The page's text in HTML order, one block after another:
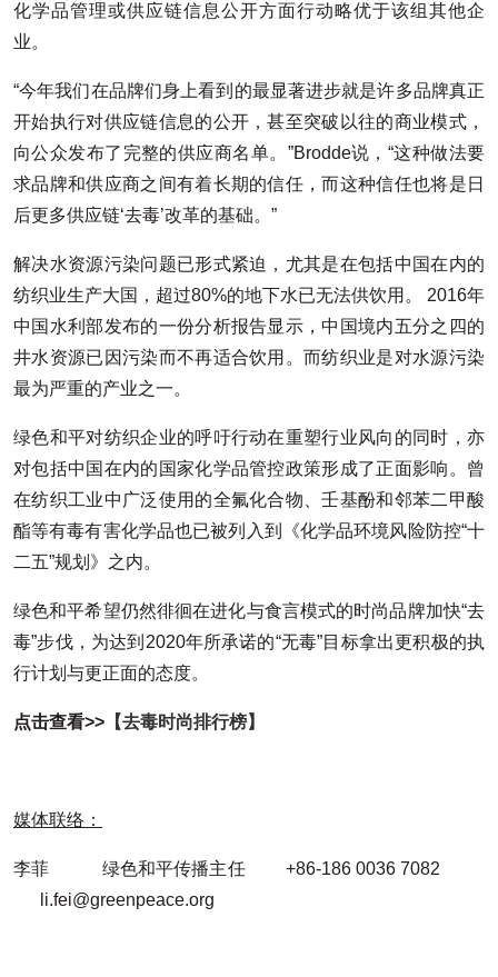
化学品管理或供应链信息公开方面行动略优于该组其他企
业。
“今年我们在品牌们身上看到的最显著进步就是许多品牌真正
开始执行对供应链信息的公开，甚至突破以往的商业模式，
向公众发布了完整的供应商名单。”Brodde说，“这种做法要
求品牌和供应商之间有着长期的信任，而这种信任也将是日
后更多供应链‘去毒’改革的基础。”
解决水资源污染问题已形式紧迫，尤其是在包括中国在内的
纺织业生产大国，超过80%的地下水已无法供饮用。 2016年
中国水利部发布的一份分析报告显示，中国境内五分之四的
井水资源已因污染而不再适合饮用。而纺织业是对水源污染
最为严重的产业之一。
绿色和平对纺织企业的呼吁行动在重塑行业风向的同时，亦
对包括中国在内的国家化学品管控政策形成了正面影响。曾
在纺织工业中广泛使用的全氟化合物、壬基酚和邻苯二甲酸
酯等有毒有害化学品也已被列入到《化学品环境风险防控“十
二五”规划》之内。
绿色和平希望仍然徘徊在进化与食言模式的时尚品牌加快“去
毒”步伐，为达到2020年所承诺的“无毒”目标拿出更积极的执
行计划与更正面的态度。
点击查看>> 【去毒时尚排行榜】
媒体联络：
李菲 绿色和平传播主任 +86-186 0036 7082
li.fei@greenpeace.org